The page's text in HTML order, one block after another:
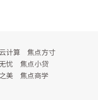
计算
焦点方寸
忧
焦点小贷
美
焦点商学